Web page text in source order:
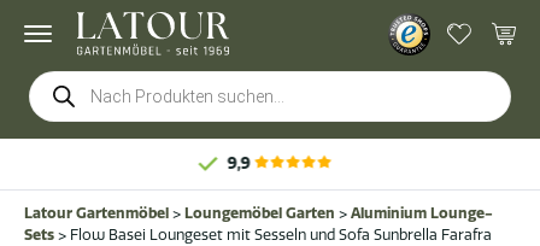
Products
search
Latour Gartenmöbel > Loungemöbel Garten > Aluminium Lounge-
Sets > Flow Basei Loungeset mit Sesseln und Sofa Sunbrella Farafra